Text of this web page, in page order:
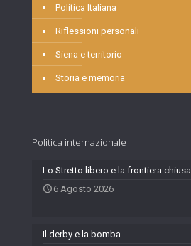
Politica Italiana
Riflessioni personali
Siena e territorio
Storia e memoria
Politica internazionale
Lo Stretto libero e la frontiera chiusa
6 Agosto 2026
Il derby e la bomba